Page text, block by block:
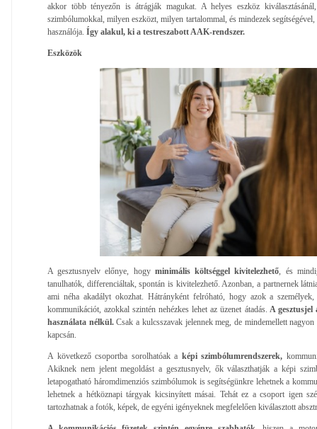
akkor több tényezőn is átrágják magukat. A helyes eszköz
szimbólumokkal, milyen eszközt, milyen tartalommal, és mindezek segítségével,
használója. Így alakul, ki a testreszabott AAK-rendszer.
Eszközök
A gesztusnyelv előnye, hogy minimális költséggel kivitelezhető , és
tanulhatók, differenciáltak, spontán is kivitelezhető. Azonban, a partnernek
ami néha akadályt okozhat. Hátrányként felróható, hogy azok a
kommunikációt, azokkal szintén nehézkes lehet az üzenet átadás. A
használata nélkül.Csak a kulcsszavak jelennek meg, de mindemellett
kapcsán.
A következő csoportba sorolhatóak a képi szimbólumrendszerek,
Akiknek nem jelent megoldást a gesztusnyelv, ők választhatják a képi
letapogatható háromdimenziós szimbólumok is segítségünkre lehetnek a
lehetnek a hétköznapi tárgyak kicsinyített másai. Tehát ez a csoport igen
tartozhatnak a fotók, képek, de egyéni igényeknek megfelelően kiválasztott